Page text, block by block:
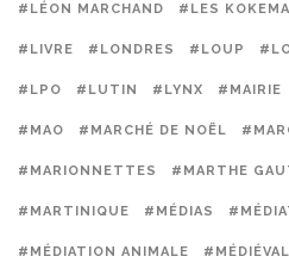
#LÉON MARCHAND #LES
#LIVRE #LONDRES #LOUP
#LPO #LUTIN #LYNX #MAIRIE
#MAO #MARCHÉ DE NOËL
#MARIONNETTES #MARTHE
#MARTINIQUE #MÉDIAS
#MÉDIATION ANIMALE #MÉDIÉVAL